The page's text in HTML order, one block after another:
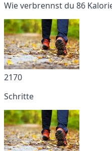
Wie verbrennst du 86
2170
Schritte